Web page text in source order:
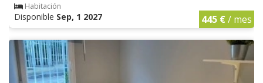
Habitación
Disponible Sep, 1 2027 445 €/ mes